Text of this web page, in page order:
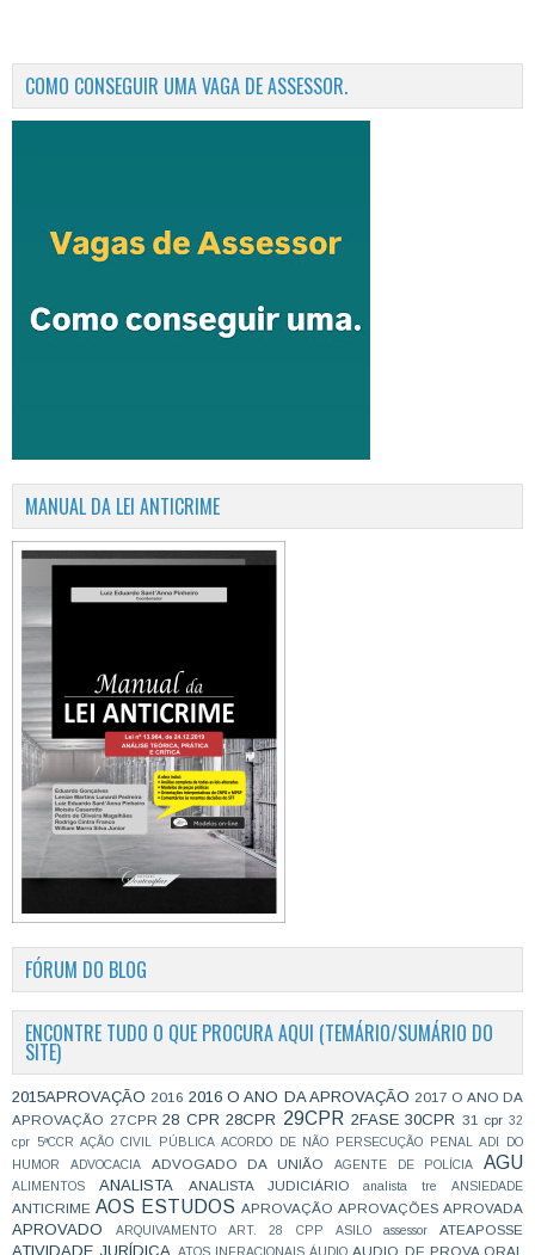
COMO CONSEGUIR UMA VAGA DE ASSESSOR.
MANUAL DA LEI ANTICRIME
FÓRUM DO BLOG
ENCONTRE TUDO O QUE PROCURA AQUI (TEMÁRIO/SUMÁRIO DO
SITE)
2015APROVAÇÃO 2016 2016 O ANO DA APROVAÇÃO 2017 O ANO DA
APROVAÇÃO 27CPR 28 CPR 28CPR 29CPR 2FASE 30CPR 31 cpr 32
cpr
5ªCCR AÇÃO CIVIL PÚBLICA ACORDO DE NÃO PERSECUÇÃO PENAL ADI DO
HUMOR
ADVOCACIA ADVOGADO DA UNIÃO AGENTE DE POLÍCIA AGU
ALIMENTOS ANALISTA ANALISTA JUDICIÁRIO analista tre ANSIEDADE
ANTICRIME AOS ESTUDOS APROVAÇÃO APROVAÇÕES APROVADA
APROVADO ARQUIVAMENTO ART. 28 CPP ASILO assessor ATEAPOSSE
ATIVIDADE JURÍDICA ATOS INFRACIONAIS ÁUDIO AUDIO DE PROVA ORAL